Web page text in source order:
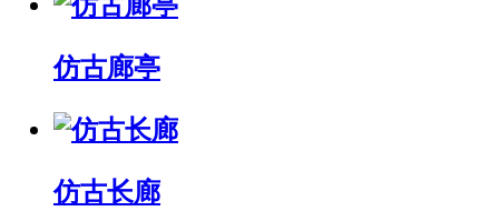
仿古廊亭
仿古长廊